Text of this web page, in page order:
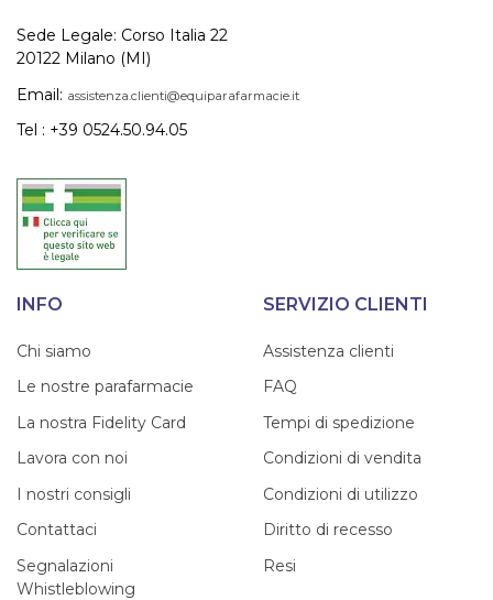
Sede Legale: Corso Italia 22
20122 Milano (MI)
Email: assistenza.clienti@equiparafarmacie.it
Tel : +39 0524.50.94.05
INFO
Chi siamo
Le nostre parafarmacie
La nostra Fidelity Card
Lavora con noi
I nostri consigli
Contattaci
Segnalazioni
Whistleblowing
SERVIZIO CLIENTI
Assistenza clienti
FAQ
Tempi di spedizione
Condizioni di vendita
Condizioni di utilizzo
Diritto di recesso
Resi